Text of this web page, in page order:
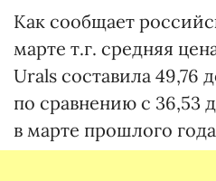
Как сообщает
марте т.г. средняя
Urals составила 49,76
по сравнению с 36,53
в марте прошлого года